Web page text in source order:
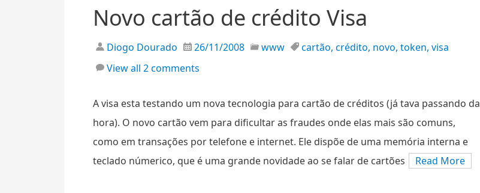
Novo cartão de crédito Visa
Diogo Dourado 26/11/2008 www cartão, crédito, novo, token, visa
View all 2 comments
A visa esta testando um nova tecnologia para cartão de créditos (já tava passando da
hora). O novo cartão vem para dificultar as fraudes onde elas mais são comuns,
como em transações por telefone e internet. Ele dispõe de uma memória interna e
teclado númerico, que é uma grande novidade ao se falar de cartões
Read More